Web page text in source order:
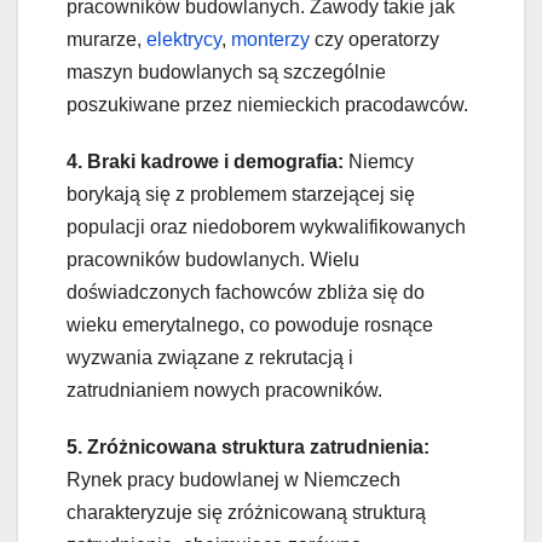
pracowników budowlanych. Zawody takie jak
murarze, elektrycy, monterzy czy operatorzy
maszyn budowlanych są szczególnie
poszukiwane przez niemieckich pracodawców.
4. Braki kadrowe i demografia: Niemcy
borykają się z problemem starzejącej się
populacji oraz niedoborem wykwalifikowanych
pracowników budowlanych. Wielu
doświadczonych fachowców zbliża się do
wieku emerytalnego, co powoduje rosnące
wyzwania związane z rekrutacją i
zatrudnianiem nowych pracowników.
5. Zróżnicowana struktura zatrudnienia:
Rynek pracy budowlanej w Niemczech
charakteryzuje się zróżnicowaną strukturą